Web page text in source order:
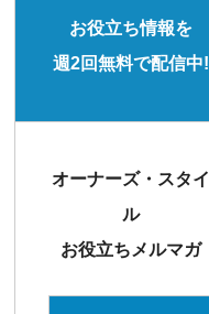
お役立ち情報を
週2回無料で配信中!
オーナーズ・スタイ
ル
お役立ちメルマガ